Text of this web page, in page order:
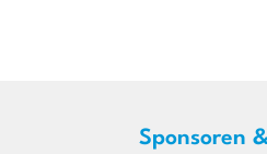
Sponsoren